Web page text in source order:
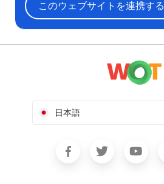
このウェブサイトを連携する
日本語